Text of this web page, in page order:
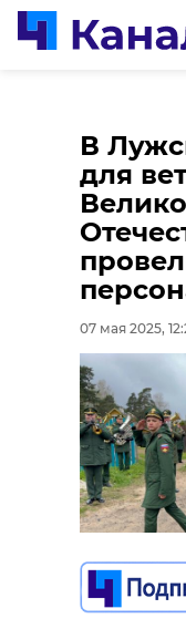
В
для
07 мая 2025,
Фото и
В
славы
Семья